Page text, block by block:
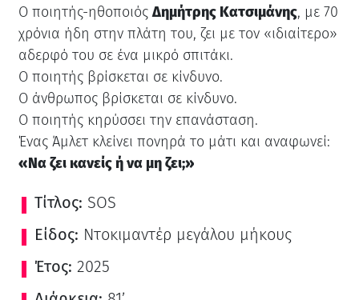
Ο ποιητής-ηθοποιόςΔημήτρης Κατσιμάνης, με 70
χρόνια ήδη στην πλάτη του, ζει με τον «ιδιαίτερο»
αδερφό του σε ένα μικρό σπιτάκι.
Ο ποιητής βρίσκεται σε κίνδυνο.
Ο άνθρωπος βρίσκεται σε κίνδυνο.
Ο ποιητής κηρύσσει την επανάσταση.
Ένας Άμλετ κλείνει πονηρά το μάτι και αναφωνεί:
«Να ζει κανείς ή να μη ζει;»
Τίτλος: SOS
Είδος: Ντοκιμαντέρ μεγάλου μήκους
Έτος: 2025